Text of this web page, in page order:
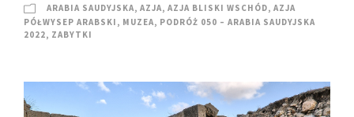
ARABIA SAUDYJSKA, AZJA, AZJA BLISKI WSCHÓD, AZJA
PÓŁWYSEP ARABSKI , MUZEA, PODRÓŻ 050 – ARABIA SAUDYJSKA
2022, ZABYTKI